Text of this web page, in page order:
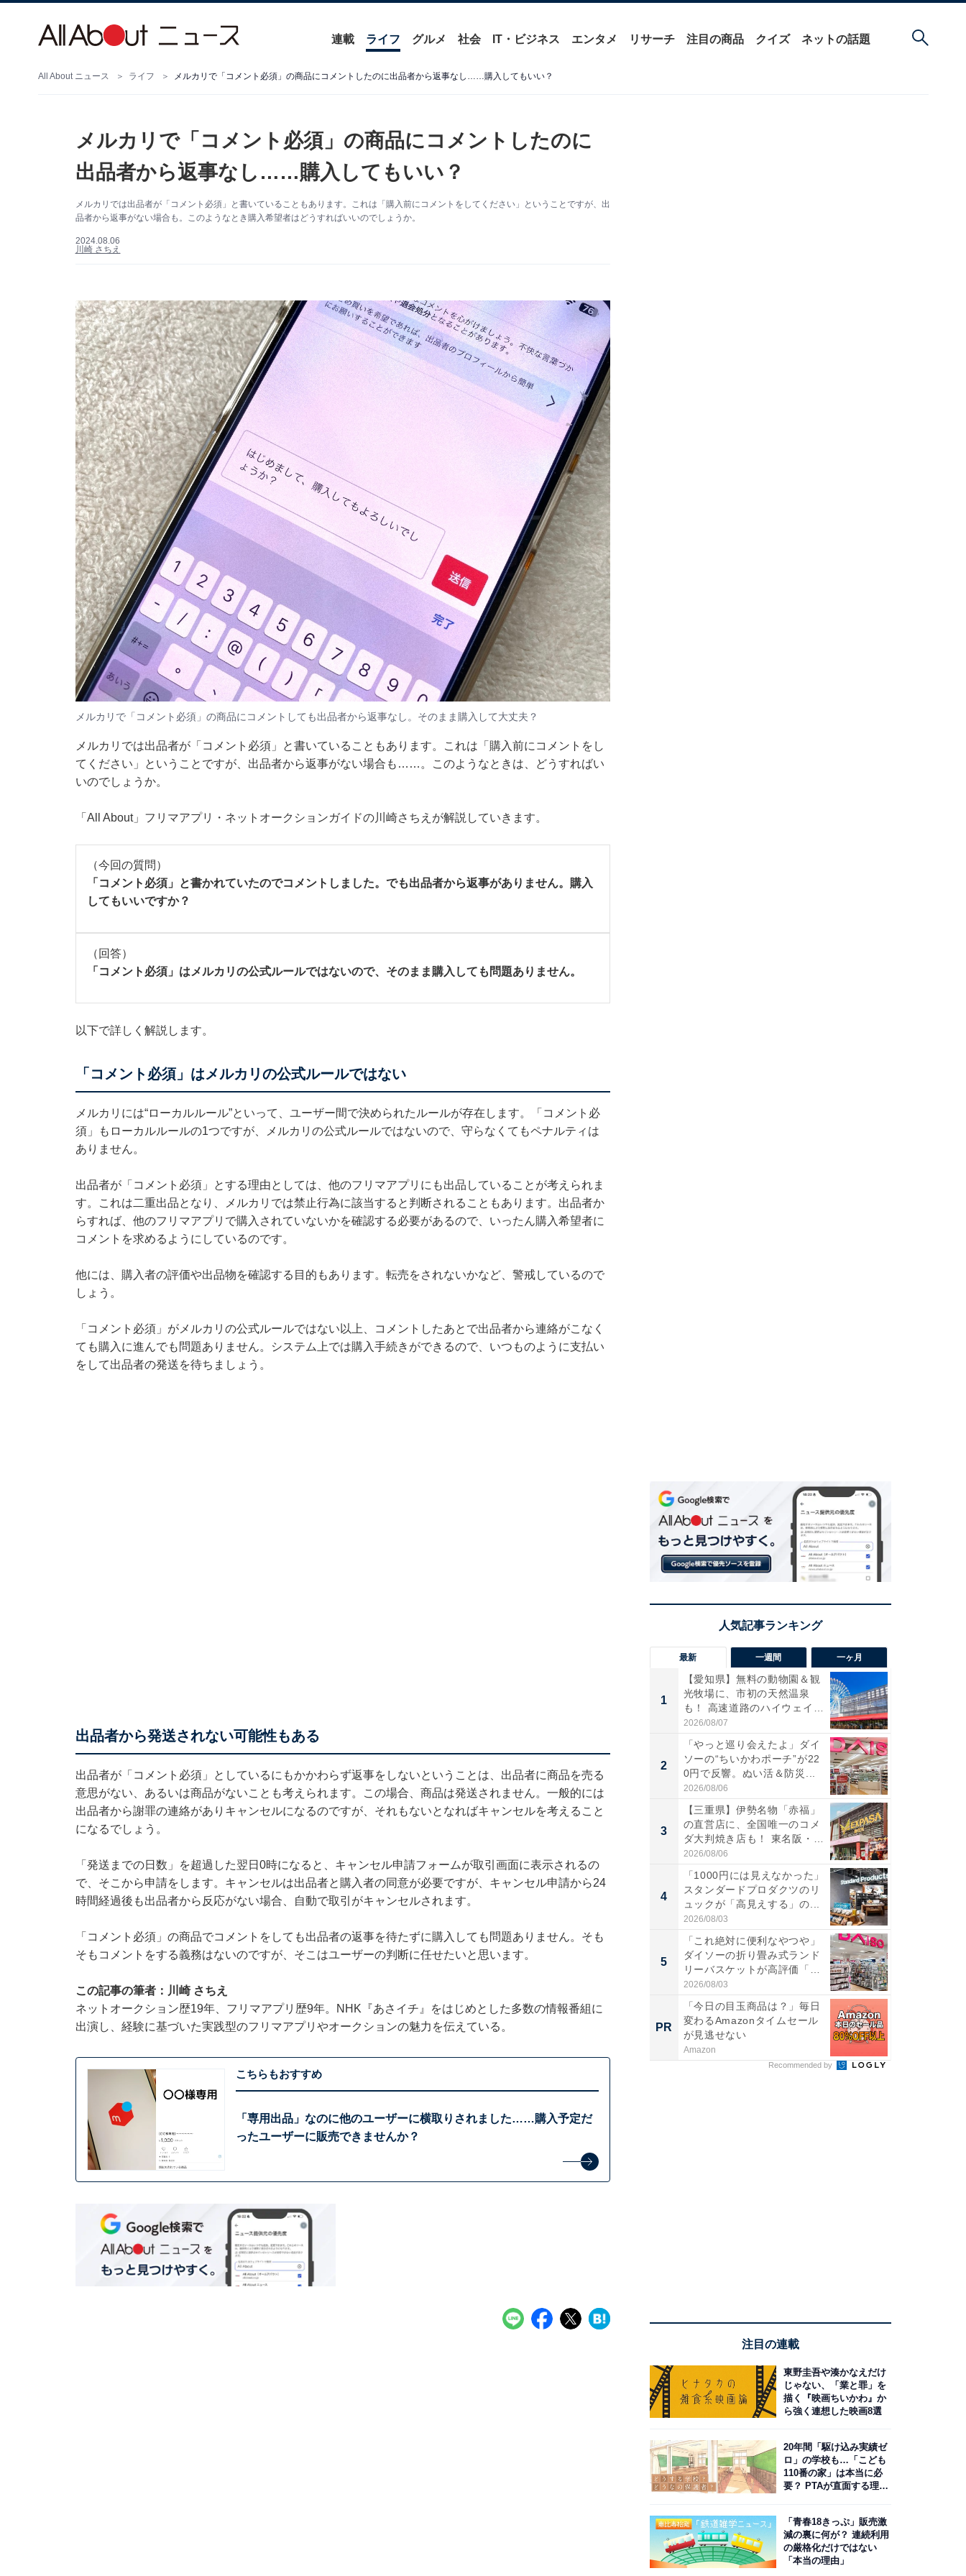
連載 ライフ グルメ 社会 IT・ビジネス エンタメ リサーチ 注目の商品 クイズ ネットの話題
All About ニュース ライフ メルカリで「コメント必須」の商品にコメントしたのに出品者から返事なし……購入してもいい？
メルカリで「コメント必須」の商品にコメントしたのに
出品者から返事なし……購入してもいい？
メルカリでは出品者が「コメント必須」と書いていることもあります。これは「購入前にコメントをしてください」ということですが、出
品者から返事がない場合も。このようなとき購入希望者はどうすればいいのでしょうか。
2024.08.06
川崎 さちえ
メルカリで「コメント必須」の商品にコメントしても出品者から返事なし。そのまま購入して大丈夫？
メルカリでは出品者が「コメント必須」と書いていることもあります。これは「購入前にコメントをし
てください」ということですが、出品者から返事がない場合も……。このようなときは、どうすればい
いのでしょうか。
「All About」フリマアプリ・ネットオークションガイドの川崎さちえが解説していきます。
（今回の質問）
「コメント必須」と書かれていたのでコメントしました。でも出品者から返事がありません。購入
してもいいですか？
（回答）
「コメント必須」はメルカリの公式ルールではないので、そのまま購入しても問題ありません。
以下で詳しく解説します。
「コメント必須」はメルカリの公式ルールではない
メルカリには“ローカルルール”といって、ユーザー間で決められたルールが存在します。「コメント必
須」もローカルルールの1つですが、メルカリの公式ルールではないので、守らなくてもペナルティは
ありません。
出品者が「コメント必須」とする理由としては、他のフリマアプリにも出品していることが考えられま
す。これは二重出品となり、メルカリでは禁止行為に該当すると判断されることもあります。出品者か
らすれば、他のフリマアプリで購入されていないかを確認する必要があるので、いったん購入希望者に
コメントを求めるようにしているのです。
他には、購入者の評価や出品物を確認する目的もあります。転売をされないかなど、警戒しているので
しょう。
「コメント必須」がメルカリの公式ルールではない以上、コメントしたあとで出品者から連絡がこなく
ても購入に進んでも問題ありません。システム上では購入手続きができるので、いつものように支払い
をして出品者の発送を待ちましょう。
出品者から発送されない可能性もある
出品者が「コメント必須」としているにもかかわらず返事をしないということは、出品者に商品を売る
意思がない、あるいは商品がないことも考えられます。この場合、商品は発送されません。一般的には
出品者から謝罪の連絡がありキャンセルになるのですが、それもないとなればキャンセルを考えること
になるでしょう。
「発送までの日数」を超過した翌日0時になると、キャンセル申請フォームが取引画面に表示されるの
で、そこから申請をします。キャンセルは出品者と購入者の同意が必要ですが、キャンセル申請から24
時間経過後も出品者から反応がない場合、自動で取引がキャンセルされます。
「コメント必須」の商品でコメントをしても出品者の返事を待たずに購入しても問題ありません。そも
そもコメントをする義務はないのですが、そこはユーザーの判断に任せたいと思います。
この記事の筆者：川崎 さちえ
ネットオークション歴19年、フリマアプリ歴9年。NHK『あさイチ』をはじめとした多数の情報番組に
出演し、経験に基づいた実践型のフリマアプリやオークションの魅力を伝えている。
こちらもおすすめ
「専用出品」なのに他のユーザーに横取りされました……購入予定だ
ったユーザーに販売できませんか？
最新 一週間 一ヶ月
1
【愛知県】無料の動物園＆観
光牧場に、市初の天然温泉
も！ 高速道路のハイウェイオ
ア...
2026/08/07
2
「やっと巡り会えたよ」ダイ
ソーの“ちいかわポーチ”が22
0円で反響。ぬい活＆防災...
2026/08/06
3
【三重県】伊勢名物「赤福」
の直営店に、全国唯一のコメ
ダ大判焼き店も！ 東名阪・
伊...
2026/08/06
4
「1000円には見えなかった」
スタンダードプロダクツのリ
ュックが「高見えする」の...
2026/08/03
5
「これ絶対に便利なやつや」
ダイソーの折り畳み式ランド
リーバスケットが高評価「使
わ...
2026/08/03
PR
「今日の目玉商品は？」毎日
変わるAmazonタイムセール
が見逃せない
Amazon
Recommended by
注目の連載
東野圭吾や湊かなえだけ
じゃない、「業と罪」を
描く『映画ちいかわ』か
ら強く連想した映画8選
20年間「駆け込み実績ゼ
ロ」の学校も…「こども
110番の家」は本当に必
要？ PTAが直面する理想
「青春18きっぷ」販売激
減の裏に何が？ 連続利用
の厳格化だけではない
「本当の理由」